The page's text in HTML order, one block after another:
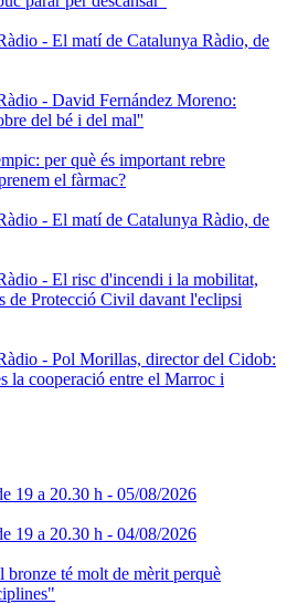
- El matí de Catalunya Ràdio, de
- David Fernández Moreno:
del bé i del mal''
per què és important rebre
el fàrmac?
- El matí de Catalunya Ràdio, de
- El risc d'incendi i la mobilitat,
de Protecció Civil davant l'eclipsi
- Pol Morillas, director del Cidob:
la cooperació entre el Marroc i
19 a 20.30 h - 05/08/2026
19 a 20.30 h - 04/08/2026
té molt de mèrit perquè